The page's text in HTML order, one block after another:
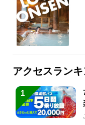
アクセスラン
1